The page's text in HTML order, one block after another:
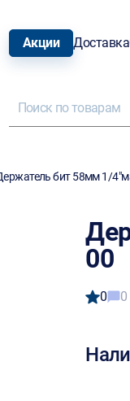
Акции Доставка
бит 58мм 1/
00
0